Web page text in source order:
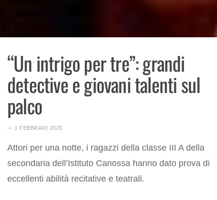
“Un intrigo per tre”: grandi
detective e giovani talenti sul
palco
― 1 FEBBRAIO 2025
Attori per una notte, i ragazzi della classe III A della
secondaria dell’Istituto Canossa hanno dato prova di
eccellenti abilità recitative e teatrali.